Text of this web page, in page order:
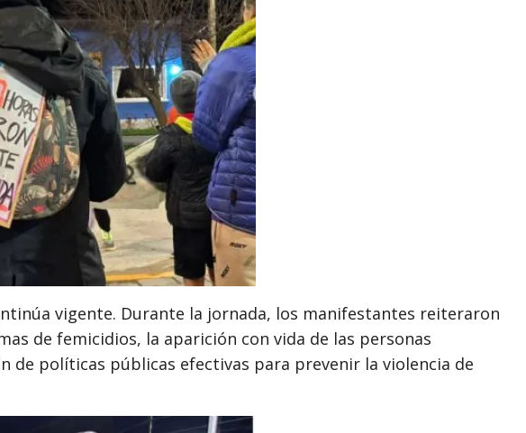
vigente. Durante la jornada, los manifestantes reiteraron
de femicidios, la aparición con vida de las personas
de políticas públicas efectivas para prevenir la violencia de